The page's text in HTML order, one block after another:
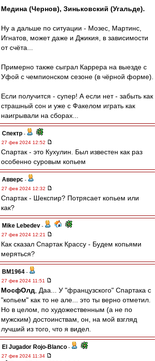
Медина (Чернов), Зиньковский (Угальде).
Ну а дальше по ситуации - Мозес, Мартинс,
Игнатов, может даже и Джикия, в зависимости
от счёта...
Примерно также сыграл Каррера на выезде с
Уфой с чемпионском сезоне (в чёрной форме).
Если получится - супер! А если нет - забыть как
страшный сон и уже с Факелом играть как
наигрывали на сборах...
Спектр -
27 фев 2024 12:52
Спартак - это Кухулин. Был известен как раз
особенно суровым копьем
Авверс -
27 фев 2024 12:32
Спартак - Шекспир? Потрясает копьем или
как?
Mike Lebedev -
27 фев 2024 12:21
Как сказал Спартак Крассу - Будем копьями
меряться?
BM1964 -
27 фев 2024 11:51
МосфОлд , Даа... У "французского" Спартака с
"копьем" как то не але... это ты верно отметил.
Но в целом, по художественным (а не по
мужским) достоинствам, он, на мой взгляд
лучший из того, что я видел.
El Jugador Rojo-Blanco -
27 фев 2024 11:34